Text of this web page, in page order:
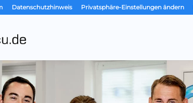
Datenschutzhinweis Privatsphäre-Einstellungen ändern